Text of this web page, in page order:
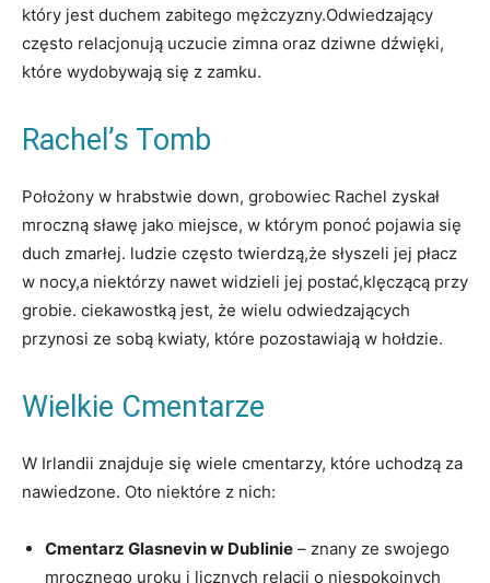
który ⁤jest‌ duchem zabitego mężczyzny.Odwiedzający
często​ relacjonują uczucie zimna oraz dziwne ⁤dźwięki,
które ‌wydobywają się ​z zamku.
Rachel’s Tomb
Położony w hrabstwie down, grobowiec⁣ Rachel zyskał
mroczną ⁤sławę jako miejsce, w ​którym ⁢ponoć‌ pojawia się
duch zmarłej.⁤ ludzie‍ często twierdzą,że​ słyszeli jej płacz
w nocy,a niektórzy nawet⁢ widzieli ​jej postać,klęczącą przy
grobie. ciekawostką jest, że wielu odwiedzających​
przynosi ​ze sobą kwiaty, które pozostawiają w ⁢hołdzie.
Wielkie Cmentarze
W Irlandii znajduje⁢ się​ wiele​ cmentarzy, które uchodzą za
nawiedzone. Oto niektóre z nich:
Cmentarz Glasnevin w Dublinie – znany ze swojego
mrocznego⁢ uroku ‌i‌ licznych relacji o niespokojnych